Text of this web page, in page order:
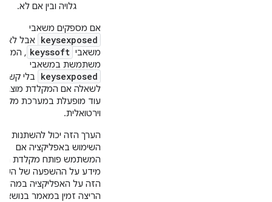
גלויה ובין אם לא.
אם מספקים משאבי
keysexposed
אבל לא
משאבי keyssoft
,
משתמשת במשאבי
keysexposed
בלי קשר
לשאלה אם המקלדת
עוד מופעלת במערכת
וירטואלית.
הערך הזה יכול להשתנות
השימוש באפליקציה אם
המשתמש פותח מקלדת
מידע על ההשפעה של
הזה על האפליקציה במהלך
הריצה זמין במאמר בנושא